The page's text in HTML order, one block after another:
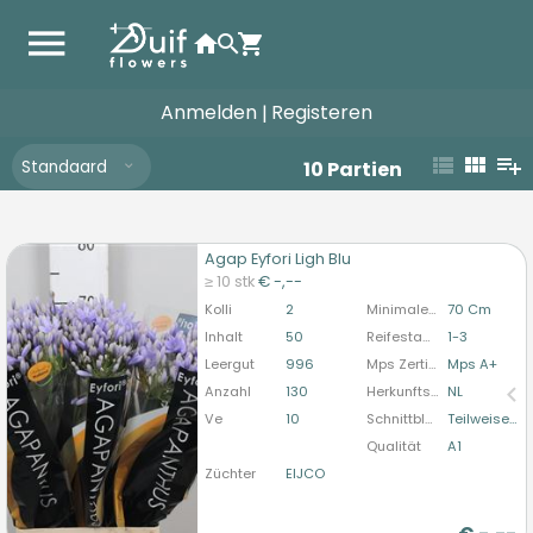
Anmelden | Registeren
Standaard 10 Partien
Agap Eyfori Ligh Blu
≥ 10 stk€ -,--
Kolli 2 Minimale Stiellänge
70 Cm
Inhalt
50 Reifestadium
1-3
Leergut
996 Mps Zertifizierung
Mps A+
Anzahl
130 Herkunftsland NL
Ve
10 Schnittblumenform
Teilweise Entdornt
Qualität
A1
Züchter
EIJCO
Agap Eyfori Ligh Blu
U moet ingelogd zijn om te kunnen kopen.
Hier
bitte anmelden